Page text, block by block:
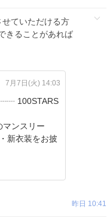
せていただける方
きることがあれば
7月7日(火) 14:03
新衣装をお披
昨日 10:41